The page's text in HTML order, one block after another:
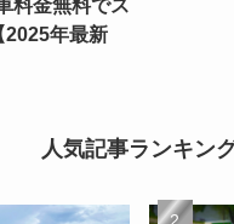
料金無料でス
2025年最新
人気記事ランキン